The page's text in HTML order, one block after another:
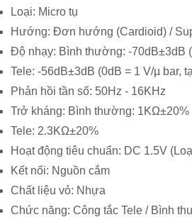
Loại: Micro tụ
Hướng: Đơn hướng (Cardioid) /
Độ nhạy: Bình thường: -70dB±3dB
Tele: -56dB±3dB (0dB = 1 V/µ bar,
Phản hồi tần số: 50Hz - 16KHz
Trở kháng: Bình thường: 1KΩ±20%
Tele: 2.3KΩ±20%
Hoạt động tiêu chuẩn: DC 1.5V
Kết nối: Nguồn cắm
Chất liệu vỏ: Nhựa
Chức năng: Công tắc Tele / Bình